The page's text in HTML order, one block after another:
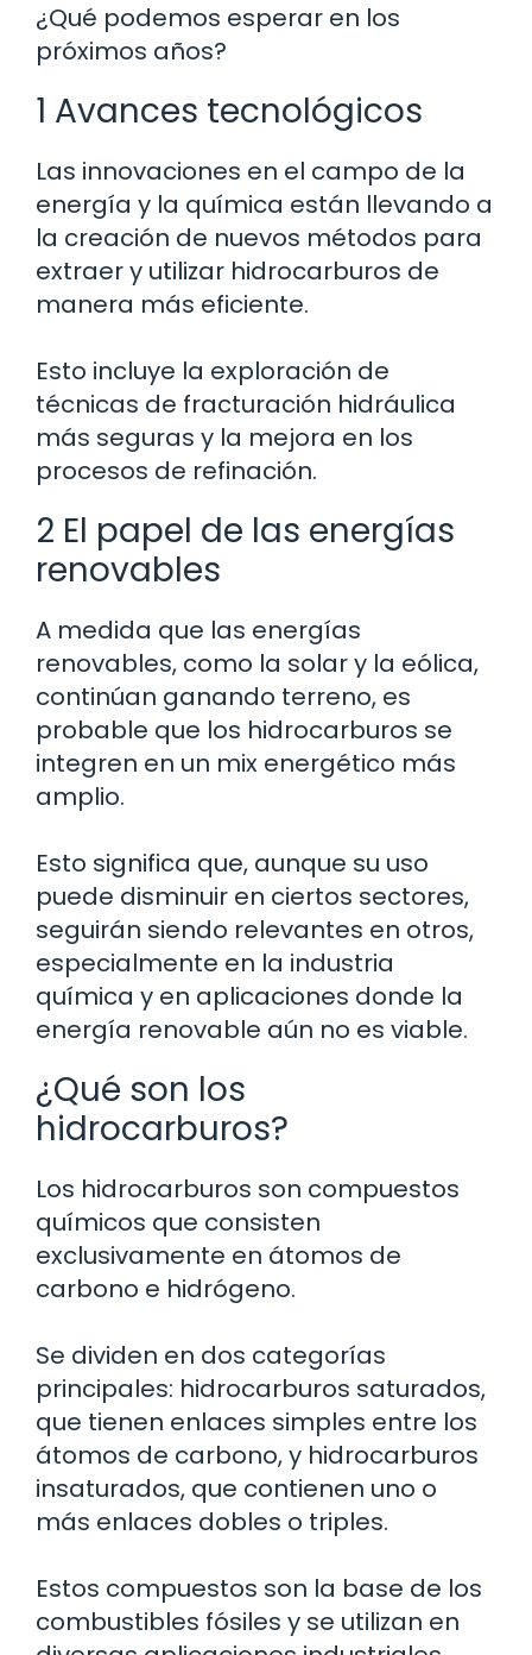
¿Qué podemos esperar en los
próximos años?
1 Avances tecnológicos
Las innovaciones en el campo de la
energía y la química están llevando a
la creación de nuevos métodos para
extraer y utilizar hidrocarburos de
manera más eficiente.
Esto incluye la exploración de
técnicas de fracturación hidráulica
más seguras y la mejora en los
procesos de refinación.
2 El papel de las energías
renovables
A medida que las energías
renovables, como la solar y la eólica,
continúan ganando terreno, es
probable que los hidrocarburos se
integren en un mix energético más
amplio.
Esto significa que, aunque su uso
puede disminuir en ciertos sectores,
seguirán siendo relevantes en otros,
especialmente en la industria
química y en aplicaciones donde la
energía renovable aún no es viable.
¿Qué son los
hidrocarburos?
Los hidrocarburos son compuestos
químicos que consisten
exclusivamente en átomos de
carbono e hidrógeno.
Se dividen en dos categorías
principales: hidrocarburos saturados,
que tienen enlaces simples entre los
átomos de carbono, y hidrocarburos
insaturados, que contienen uno o
más enlaces dobles o triples.
Estos compuestos son la base de los
combustibles fósiles y se utilizan en